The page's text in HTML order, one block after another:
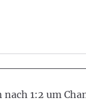
1:2 um